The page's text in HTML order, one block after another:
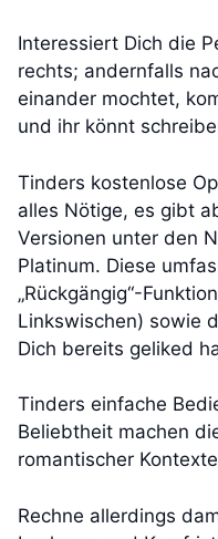
Interessiert Dich die
rechts; andernfalls
einander mochtet,
und ihr könnt
Tinders kostenlose
alles Nötige, es gibt
Versionen unter den
Platinum. Diese
„Rückgängig“-
Linkswischen) sowie
Dich bereits geliked
Tinders einfache
Beliebtheit machen
romantischer
Rechne allerdings